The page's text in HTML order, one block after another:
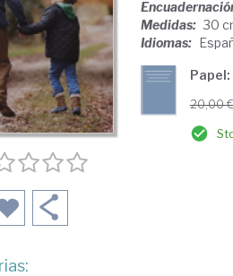
Medidas: 30
Idiomas:
20,00 €